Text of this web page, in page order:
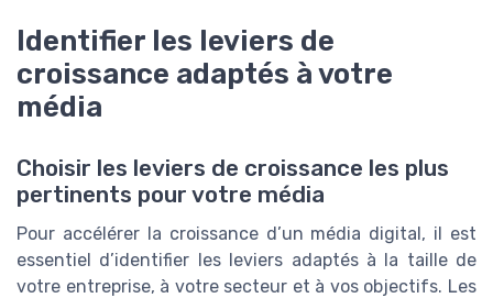
Identifier les leviers de
croissance adaptés à votre
média
Choisir les leviers de croissance les plus
pertinents pour votre média
Pour accélérer la croissance d’un média digital, il est
essentiel d’identifier les leviers adaptés à la taille de
votre entreprise, à votre secteur et à vos objectifs. Les